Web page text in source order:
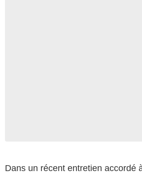
Dans un récent entretien accordé